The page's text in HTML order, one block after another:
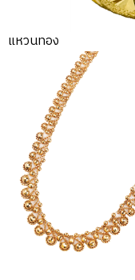
แหวนทอง